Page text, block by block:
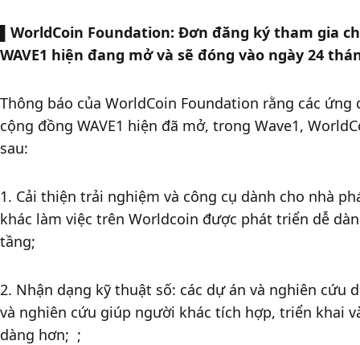
WorldCoin Foundation: Đơn đăng ký tham gia
WAVE1 hiện đang mở và sẽ đóng vào ngày 24
Thông báo của WorldCoin Foundation rằng các
cộng đồng WAVE1 hiện đã mở, trong Wave1,
sau:
1. Cải thiện trải nghiệm và công cụ dành cho nhà
khác làm việc trên Worldcoin được phát triển dễ
tầng;
2. Nhận dạng kỹ thuật số: các dự án và nghiên cứu
và nghiên cứu giúp người khác tích hợp, triển khai
dàng hơn;  ;